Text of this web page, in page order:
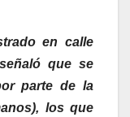
en calle
que se
parte de la
los que